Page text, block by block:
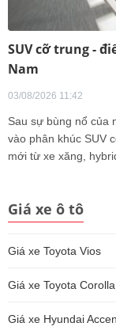
SUV cỡ trung -
Nam
03/08/2026 11:42
Sau sự bùng nổ của
vào phân khúc SUV
mới từ xe xăng,
Giá xe ô tô
Giá xe Toyota Vios
Giá xe Toyota
Giá xe Hyundai